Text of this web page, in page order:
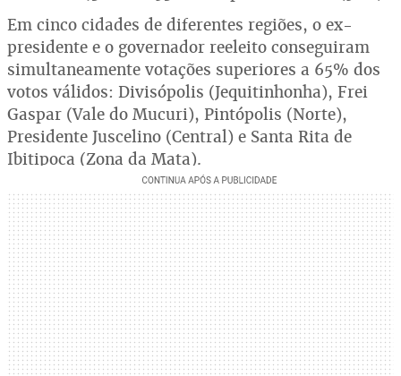
Em cinco cidades de diferentes regiões, o ex-
presidente e o governador reeleito conseguiram
simultaneamente votações superiores a 65% dos
votos válidos: Divisópolis (Jequitinhonha), Frei
Gaspar (Vale do Mucuri), Pintópolis (Norte),
Presidente Juscelino (Central) e Santa Rita de
Ibitipoca (Zona da Mata).